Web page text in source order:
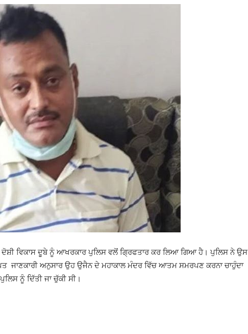
ਵਿਕਾਸ ਦੂਬੇ ਨੂੰ ਆਖਰਕਾਰ ਪੁਲਿਸ ਵਲੋਂ ਗ੍ਰਿਫਤਾਰ ਕਰ ਲਿਆ ਗਿਆ ਹੈ। ਪੁਲਿਸ ਨੇ ਉਸ
ਜਾਣਕਾਰੀ ਅਨੁਸਾਰ ਉਹ ਉਜੈਨ ਦੇ ਮਹਾਕਾਲ ਮੰਦਰ ਵਿੱਚ ਆਤਮ ਸਮਰਪਣ ਕਰਨਾ ਚਾਹੁੰਦਾ
ਨੂੰ ਦਿੱਤੀ ਜਾ ਚੁੱਕੀ ਸੀ।